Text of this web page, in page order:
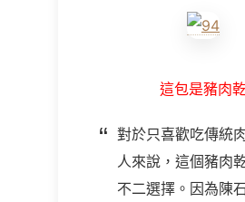
這包是豬肉
對於只喜歡吃傳統
人來說，這個豬肉
不二選擇。因為陳